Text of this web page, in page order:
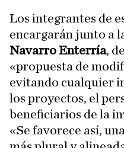
Los integrantes de
encargarán junto a
Navarro Enterría,
«propuesta de
evitando cualquier
los proyectos, el
beneficiarios de la
«Se favorece así,